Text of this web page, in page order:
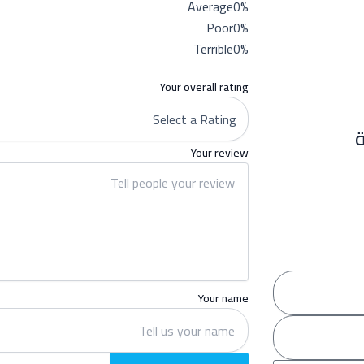
Average0%
Poor0%
Terrible0%
Your overall rating
Your review
Your name